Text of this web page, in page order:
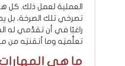
العملية لعمل ذلك. كل
تصرخي تلك الصرخة، بل
راغبًا في أن تقدِّمي له
تعلَّمتِه وما أتقنتِه من
ما هي